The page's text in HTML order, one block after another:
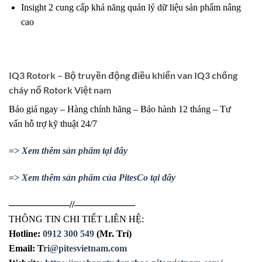
Insight 2 cung cấp khả năng quản lý dữ liệu sản phẩm nâng
cao
IQ3 Rotork – Bộ truyền động điều khiển van IQ3 chống
cháy nổ Rotork Việt nam
Báo giá ngay – Hàng chính hãng – Bảo hành 12 tháng – Tư
vấn hỗ trợ kỹ thuật 24/7
=> Xem thêm sản phẩm tại đây
=> Xem thêm sản phẩm của PitesCo tại đây
——————–//——————–
THÔNG TIN CHI TIẾT LIÊN HỆ:
Hotline: 0912 300 549 (Mr. Trí)
Email: Tri@pitesvietnam.com